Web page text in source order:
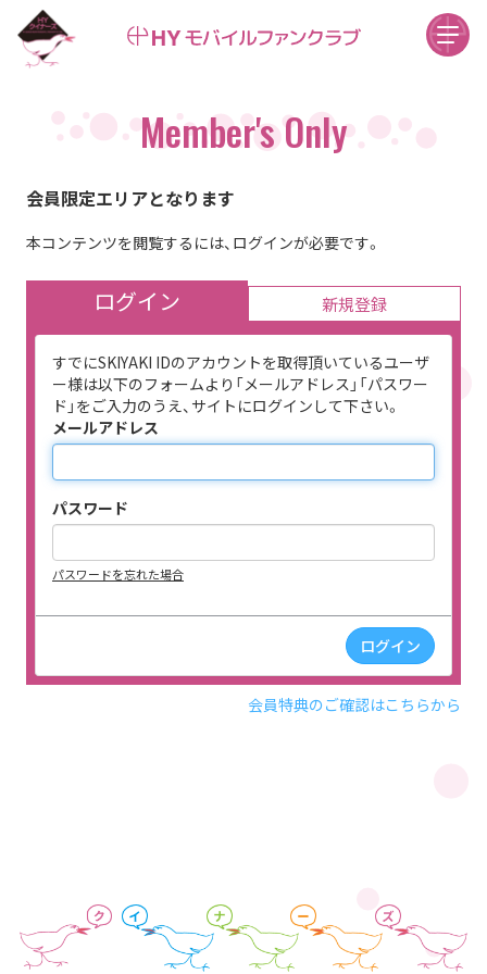
Member's Only
会員限定エリアとなります
本コンテンツを閲覧するには、ログインが必要です。
ログイン 新規登録
すでにSKIYAKI IDのアカウントを取得頂いているユーザ
ー様は以下のフォームより「メールアドレス」「パスワー
ド」をご入力のうえ、サイトにログインして下さい。
メールアドレス
パスワード
パスワードを忘れた場合
会員特典のご確認はこちらから